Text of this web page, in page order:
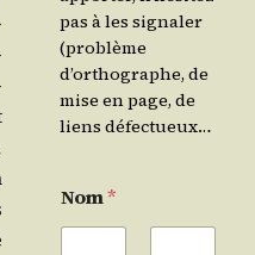
pas à les signaler
(problème
d’orthographe, de
mise en page, de
liens défectueux…
Nom*